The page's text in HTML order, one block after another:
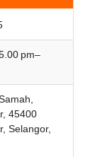
pm–
45400
Selangor,